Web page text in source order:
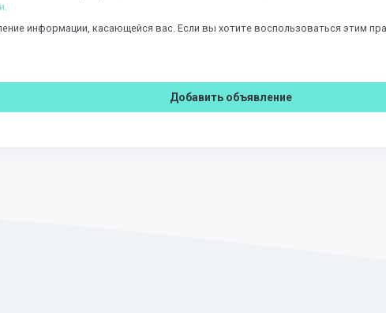
информации, касающейся вас. Если вы хотите воспользоваться этим
Добавить объявление